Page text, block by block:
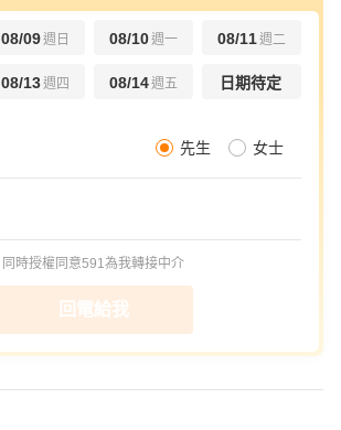
08/09週日 08/10週一 08/11週二
08/13週四 08/14週五 日期待定
先生 女士
同時授權同意591為我轉接中介
回電給我